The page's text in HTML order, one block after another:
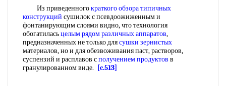
Из приведенногократкого обзоратипичных
конструкций сушилок с псевдоожиженным и
фонтанирующим слоями видно, что технология
обогатиласьцелым рядомразличных аппаратов,
предназначенных не только длясушки зернистых
материалов, но и для обезвоживания паст, растворов,
суспензий и расплавов сполучением продуктов в
гранулированном виде.
[c.513]